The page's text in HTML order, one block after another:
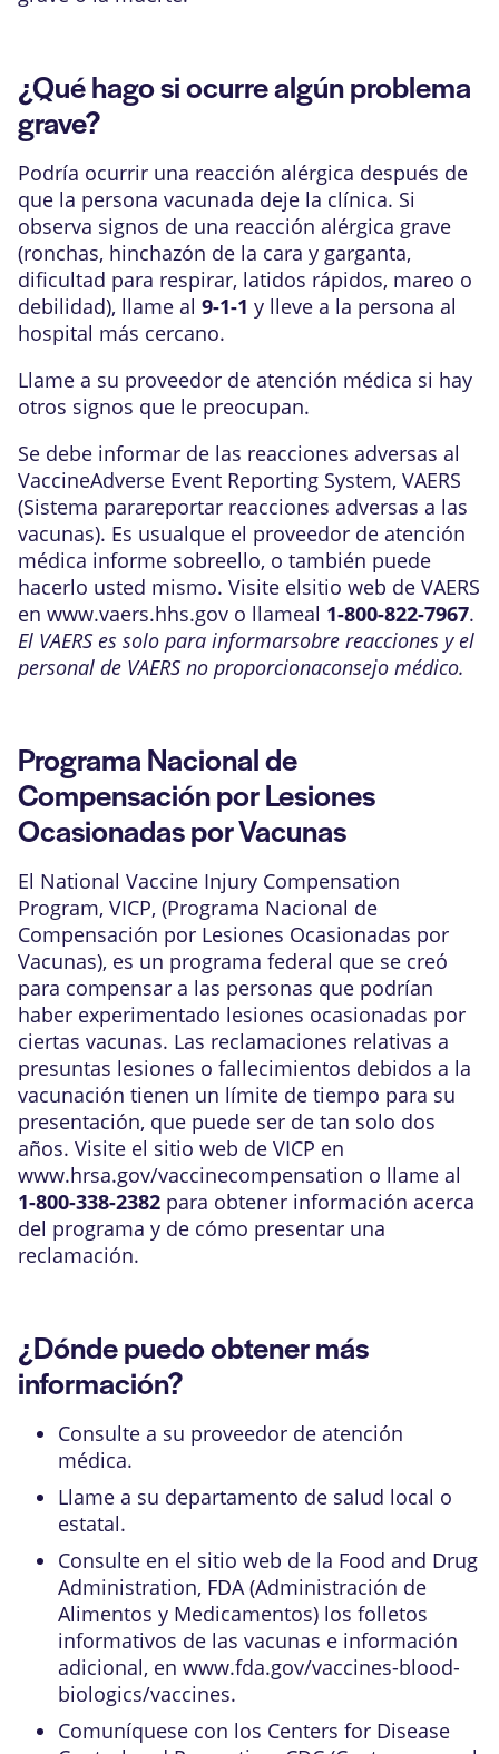
¿Qué hago si ocurre algún problema
grave?
Podría ocurrir una reacción alérgica después de
que la persona vacunada deje la clínica. Si
observa signos de una reacción alérgica grave
(ronchas, hinchazón de la cara y garganta,
dificultad para respirar, latidos rápidos, mareo o
debilidad), llame al 9-1-1 y lleve a la persona al
hospital más cercano.
Llame a su proveedor de atención médica si hay
otros signos que le preocupan.
Se debe informar de las reacciones adversas al
VaccineAdverse Event Reporting System, VAERS
(Sistema parareportar reacciones adversas a las
vacunas). Es usualque el proveedor de atención
médica informe sobreello, o también puede
hacerlo usted mismo. Visite elsitio web de VAERS
en www.vaers.hhs.gov o llameal 1-800-822-7967.
El VAERS es solo para informarsobre reacciones y el
personal de VAERS no proporcionaconsejo médico.
Programa Nacional de
Compensación por Lesiones
Ocasionadas por Vacunas
El National Vaccine Injury Compensation
Program, VICP, (Programa Nacional de
Compensación por Lesiones Ocasionadas por
Vacunas), es un programa federal que se creó
para compensar a las personas que podrían
haber experimentado lesiones ocasionadas por
ciertas vacunas. Las reclamaciones relativas a
presuntas lesiones o fallecimientos debidos a la
vacunación tienen un límite de tiempo para su
presentación, que puede ser de tan solo dos
años. Visite el sitio web de VICP en
www.hrsa.gov/vaccinecompensation o llame al
1-800-338-2382 para obtener información acerca
del programa y de cómo presentar una
reclamación.
¿Dónde puedo obtener más
información?
Consulte a su proveedor de atención
médica.
Llame a su departamento de salud local o
estatal.
Consulte en el sitio web de la Food and Drug
Administration, FDA (Administración de
Alimentos y Medicamentos) los folletos
informativos de las vacunas e información
adicional, en www.fda.gov/vaccines-blood-
biologics/vaccines.
Comuníquese con los Centers for Disease